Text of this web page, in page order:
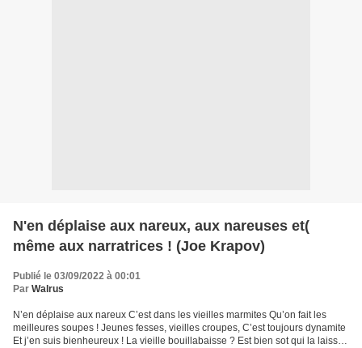
N'en déplaise aux nareux, aux nareuses et(
même aux narratrices ! (Joe Krapov)
Publié le 03/09/2022 à 00:01
Par Walrus
N’en déplaise aux nareux C’est dans les vieilles marmites Qu’on fait les
meilleures soupes ! Jeunes fesses, vieilles croupes, C’est toujours dynamite
Et j’en suis bienheureux ! La vieille bouillabaisse ? Est bien sot qui la laisse